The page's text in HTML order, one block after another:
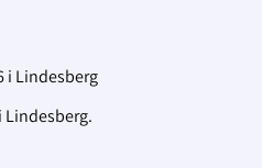
i Lindesberg
Lindesberg.